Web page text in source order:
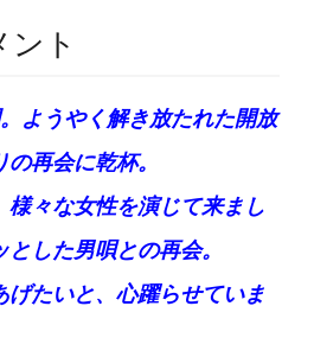
ント
ようやく解き放たれた開放
再会に乾杯。
様々な女性を演じて来まし
した男唄との再会。
げたいと、心躍らせていま